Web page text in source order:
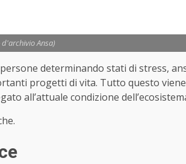
Ansa)
determinando stati di stress,
progetti di vita. Tutto questo
all’attuale condizione